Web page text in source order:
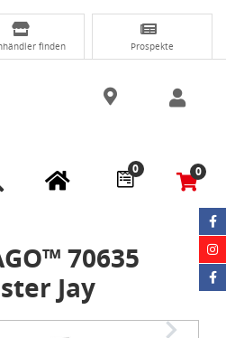
finden Prospekte
0 0
70635
Jay